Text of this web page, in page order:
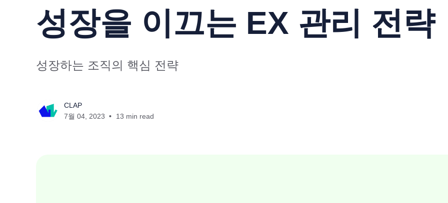
성장을 이끄는 EX 관리 전략
성장하는 조직의 핵심 전략
CLAP
7월 04, 2023
13 min read